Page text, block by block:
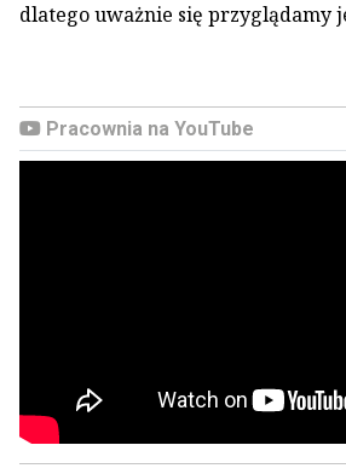
dlatego uważnie się przyglądamy
Pracownia na YouTube